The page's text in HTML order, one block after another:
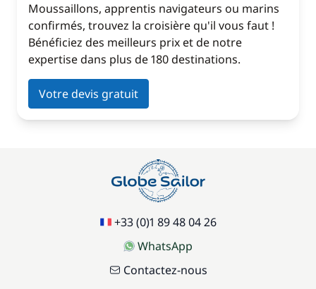
Moussaillons, apprentis navigateurs ou marins
confirmés, trouvez la croisière qu'il vous faut !
Bénéficiez des meilleurs prix et de notre
expertise dans plus de 180 destinations.
Votre devis gratuit
+33 (0)1 89 48 04 26
WhatsApp
Contactez-nous